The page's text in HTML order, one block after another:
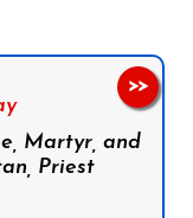
Martyr, and
Priest
>>